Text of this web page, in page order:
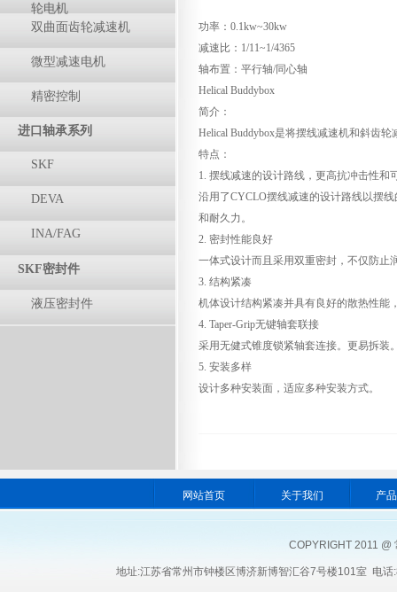
轮电机
双曲面齿轮减速机
微型减速电机
精密控制
进口轴承系列
SKF
DEVA
INA/FAG
SKF密封件
液压密封件
功率：0.1kw~30kw
减速比：1/11~1/4365
轴布置：平行轴/同心轴
Helical Buddybox
简介：
Helical Buddybox是将摆线减速机和斜齿
特点：
1. 摆线减速的设计路线，更高抗冲击性和
沿用了CYCLO摆线减速的设计路线以摆
和耐久力。
2. 密封性能良好
一体式设计而且采用双重密封，不仅防止
3. 结构紧凑
机体设计结构紧凑并具有良好的散热性能
4. Taper-Grip无键轴套联接
采用无健式锥度锁紧轴套连接。更易拆装
5. 安装多样
设计多种安装面，适应多种安装方式。
网站首页 关于我们 产
COPYRIGHT 2011
地址:江苏省常州市钟楼区博济新博智汇谷7号楼101室